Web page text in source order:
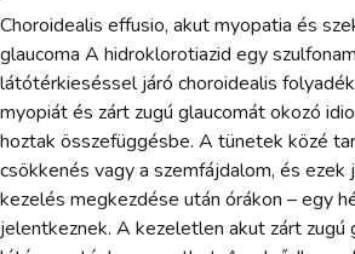
Choroidealis effusio, akut myopatia és
glaucoma A hidroklorotiazid egy
látótérkieséssel járó choroidealis
myopiát és zárt zugú glaucomát okozó
hoztak összefüggésbe. A tünetek közé
csökkenés vagy a szemfájdalom, és ezek
kezelés megkezdése után órákon – egy
jelentkeznek. A kezeletlen akut zárt zugú